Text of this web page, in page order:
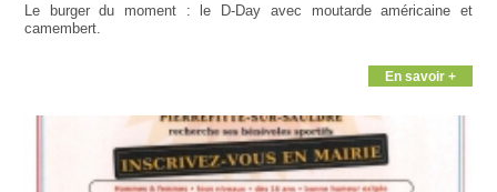
Le burger du moment : le D-Day avec moutarde américaine et
camembert.
En savoir +